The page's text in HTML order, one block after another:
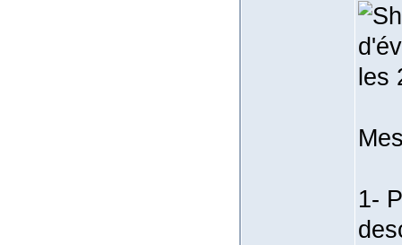
les
1-